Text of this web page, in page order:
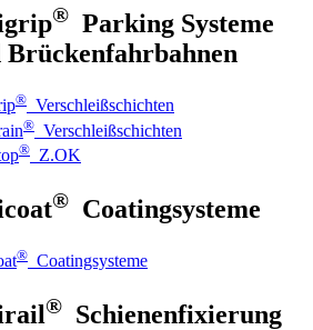
® Parking Systeme
Brückenfahrbahnen
® Verschleißschichten
® Verschleißschichten
® Z.OK
® Coatingsysteme
® Coatingsysteme
® Schienenfixierung